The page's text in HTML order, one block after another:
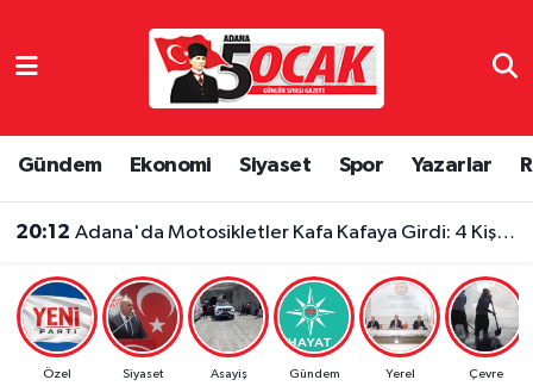
Gündem Ekonomi Siyaset Spor Yazarlar
20:12 Adana'da Motosikletler Kafa Kafaya Girdi: 4 Kişi Yaralandı
Özel Siyaset Asayiş Gündem Yerel Çevre
Dünya
Eğitim
Adana Nöbetçi Eczaneler
Adana Trafik Yoğunluk Haritası
Süper Lig Puan Durumu ve Fikstür